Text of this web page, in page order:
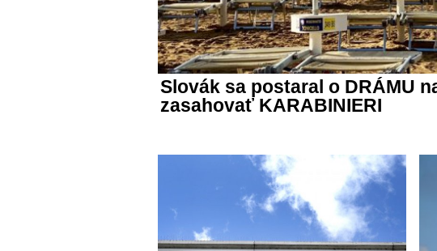
Slovák sa postaral o DRÁMU
zasahovať KARABINIERI